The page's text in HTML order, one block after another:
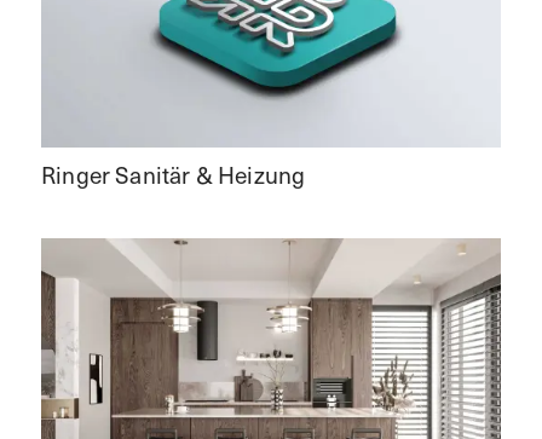
Ringer Sanitär & Heizung